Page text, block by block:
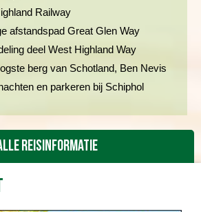
Railway
afstandspad Great Glen Way
deel West Highland Way
berg van Schotland, Ben Nevis
en parkeren bij Schiphol
reisinformatie